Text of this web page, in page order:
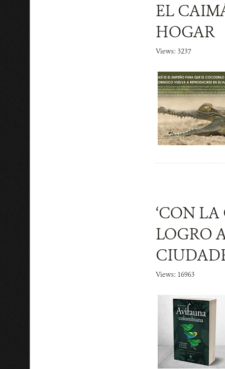
EL
HOGAR
Views: 3237
‘CON
LOGRO
Views: 16963